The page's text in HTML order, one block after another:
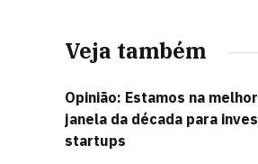
Veja também
Opinião: Estamos na melhor
janela da década para
startups